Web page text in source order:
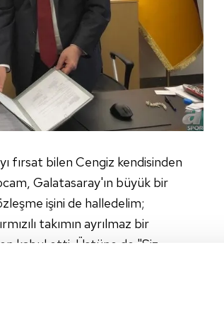
fırsat bilen Cengiz kendisinden
Galatasaray'ın büyük bir
işini de halledelim;
takımın ayrılmaz bir
kabul etti. Üstüne de "Siz
demeyi de ihmal etmedi.